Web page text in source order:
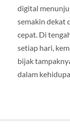
digital
semakin dekat
cepat. Di
setiap hari,
bijak
dalam